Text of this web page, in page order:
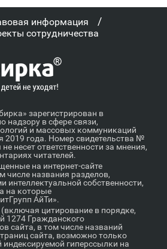
информация /
сотрудничества
зарегистрирован в
надзору в сфере связи,
и массовых коммуникаций
2019 года. Номер свидетельства №
несет ответственности за мнения,
читателей.
на интернет-сайте
числе названия разделов,
интеллектуальной собственности,
на которые
АйТи».
цитирование в порядке,
1274 Гражданского
сайта, в том числе названий
сайта, возможно только
индексируемой гиперссылки на